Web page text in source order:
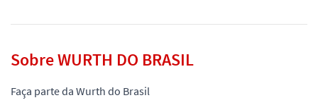
Sobre WURTH DO BRASIL
Faça parte da Wurth do Brasil